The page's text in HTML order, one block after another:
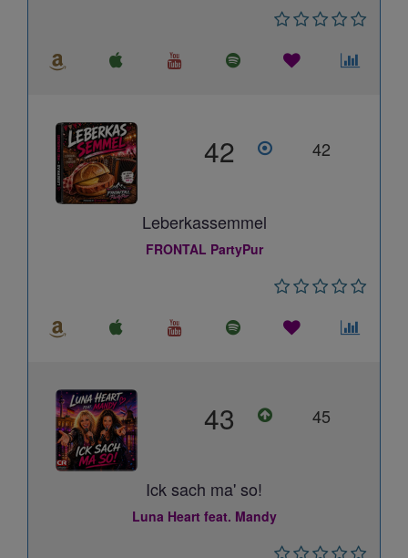
42 42
Leberkassemmel
FRONTAL PartyPur
43 45
Ick sach ma' so!
Luna Heart feat. Mandy